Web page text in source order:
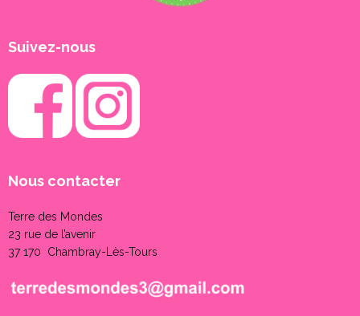
Suivez-nous
Nous contacter
Terre des Mondes
23 rue de l’avenir
37 170 Chambray-Lès-Tours